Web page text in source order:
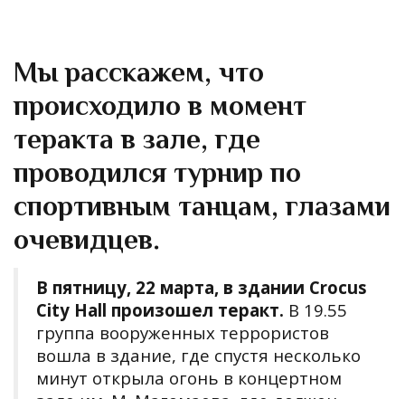
Мы расскажем, что
происходило в момент
теракта в зале, где
проводился турнир по
спортивным танцам, глазами
очевидцев.
В пятницу, 22 марта, в здании Crocus
City Hall произошел теракт. В 19.55
группа вооруженных террористов
вошла в здание, где спустя несколько
минут открыла огонь в концертном